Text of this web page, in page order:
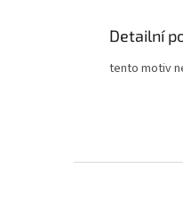
Detailní
tento motiv